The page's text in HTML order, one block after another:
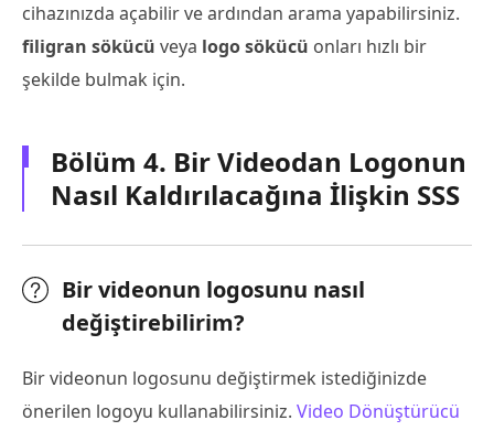
cihazınızda açabilir ve ardından arama yapabilirsiniz.
filigran sökücü veya logo sökücü onları hızlı bir
şekilde bulmak için.
Bölüm 4. Bir Videodan Logonun
Nasıl Kaldırılacağına İlişkin SSS
Bir videonun logosunu nasıl
değiştirebilirim?
Bir videonun logosunu değiştirmek istediğinizde
önerilen logoyu kullanabilirsiniz. Video Dönüştürücü